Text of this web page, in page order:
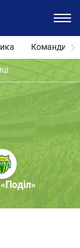
Команди